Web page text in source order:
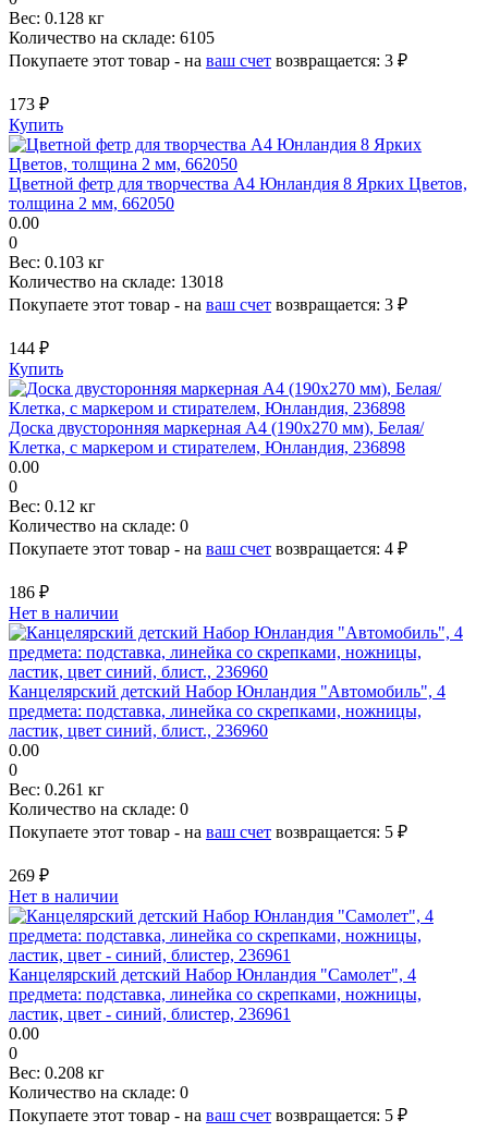
Вес: 0.128 кг
Количество на складе: 6105
Покупаете этот товар - на ваш счет возвращается: 3 ₽
173 ₽
Купить
Цветной фетр для творчества А4 Юнландия 8 Ярких Цветов,
толщина 2 мм, 662050
0.00
0
Вес: 0.103 кг
Количество на складе: 13018
Покупаете этот товар - на ваш счет возвращается: 3 ₽
144 ₽
Купить
Доска двусторонняя маркерная A4 (190х270 мм), Белая/
Клетка, с маркером и стирателем, Юнландия, 236898
0.00
0
Вес: 0.12 кг
Количество на складе: 0
Покупаете этот товар - на ваш счет возвращается: 4 ₽
186 ₽
Нет в наличии
Канцелярский детский Набор Юнландия "Автомобиль", 4
предмета: подставка, линейка со скрепками, ножницы,
ластик, цвет синий, блист., 236960
0.00
0
Вес: 0.261 кг
Количество на складе: 0
Покупаете этот товар - на ваш счет возвращается: 5 ₽
269 ₽
Нет в наличии
Канцелярский детский Набор Юнландия "Самолет", 4
предмета: подставка, линейка со скрепками, ножницы,
ластик, цвет - синий, блистер, 236961
0.00
0
Вес: 0.208 кг
Количество на складе: 0
Покупаете этот товар - на ваш счет возвращается: 5 ₽